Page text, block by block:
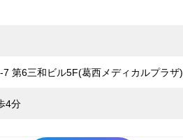
第6三和ビル5F(葛西メディカルプラザ)
4分